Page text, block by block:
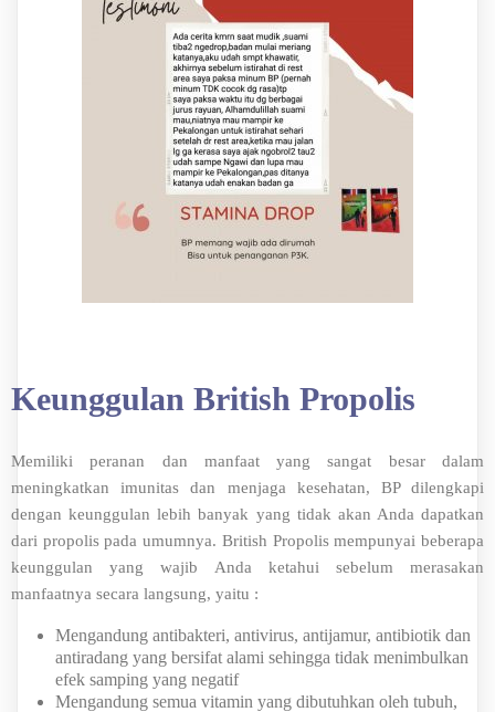
Keunggulan British Propolis
Memiliki peranan dan manfaat yang sangat besar dalam
meningkatkan imunitas dan menjaga kesehatan, BP dilengkapi
dengan keunggulan lebih banyak yang tidak akan Anda dapatkan
dari propolis pada umumnya. British Propolis mempunyai beberapa
keunggulan yang wajib Anda ketahui sebelum merasakan
manfaatnya secara langsung, yaitu :
Mengandung antibakteri, antivirus, antijamur, antibiotik dan
antiradang yang bersifat alami sehingga tidak menimbulkan
efek samping yang negatif
Mengandung semua vitamin yang dibutuhkan oleh tubuh,